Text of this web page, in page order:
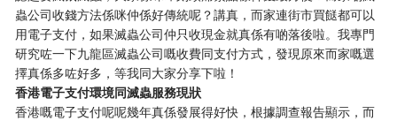
蟲公司收錢方法係咪仲係好傳統呢？講真，而家連街市買餸都可以
用電子支付，如果滅蟲公司仲只收現金就真係有啲落後啦。我專門
研究咗一下九龍區滅蟲公司嘅收費同支付方式，發現原來而家嘅選
擇真係多咗好多，等我同大家分享下啦！
香港電子支付環境同滅蟲服務現狀
香港嘅電子支付呢呢幾年真係發展得好快，根據調查報告顯示，而